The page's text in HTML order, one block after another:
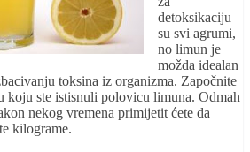
detoksikaciju
su svi agrumi,
no limun je
možda idealan
toksina iz organizma. Započnite
koju ste istisnuli polovicu limuna. Odmah
nekog vremena primijetit ćete da
kilograme.